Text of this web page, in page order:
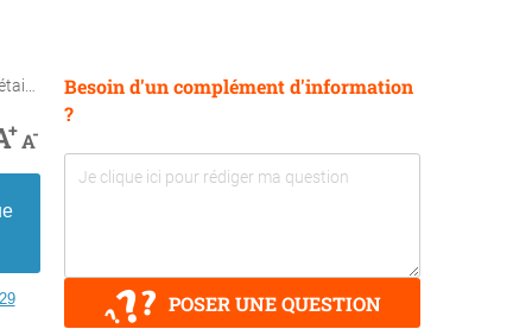
?
+A-
Besoin d'un complément d'information
?
POSER UNE QUESTION